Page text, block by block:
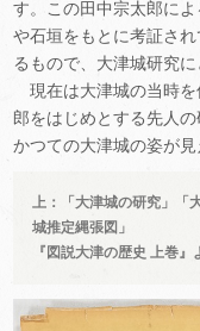
す。この田中宗太郎に
や石垣をもとに考証さ
るもので、大津城研究
現在は大津城の当時を
郎をはじめとする先人
かつての大津城の姿が見
上：「大津城の研究」
城推定縄張図」
『図説大津の歴史 上巻』